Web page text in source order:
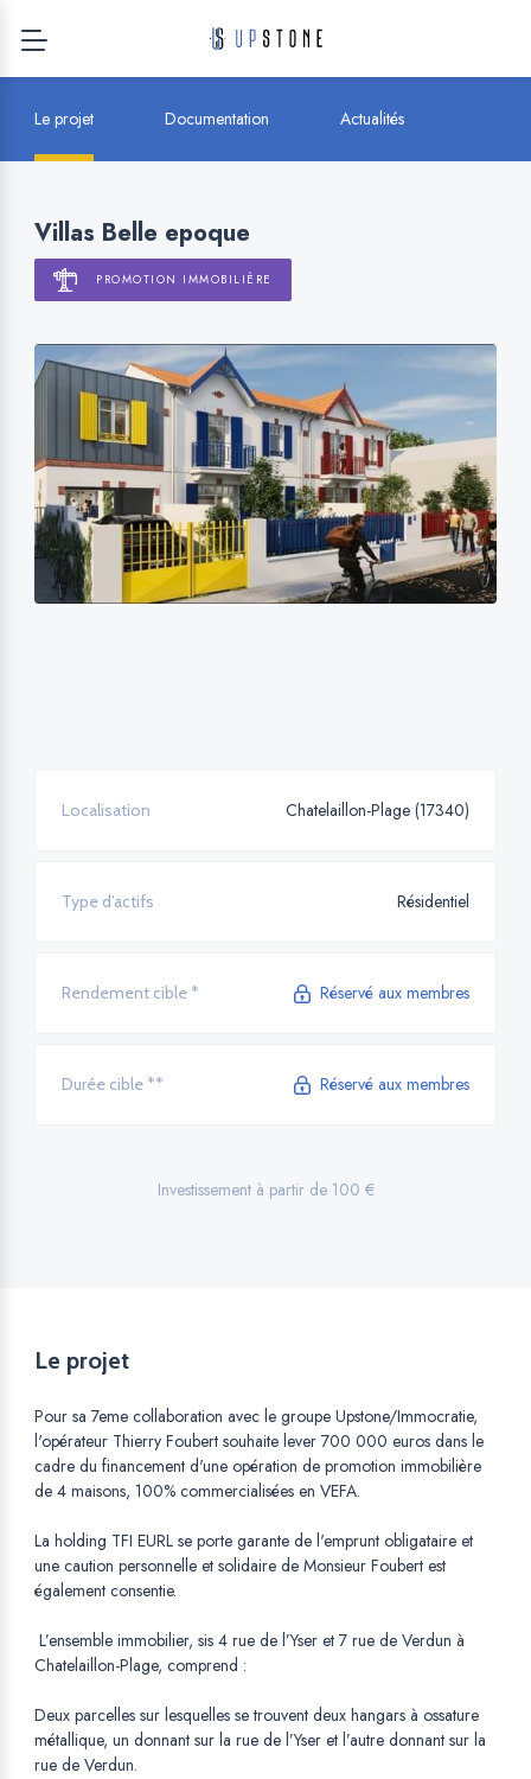
Villas Belle epoque
PROMOTION IMMOBILIÈRE
Localisation Chatelaillon-Plage (17340)
Type d’actifs Résidentiel
Rendement cible * Réservé aux membres
Durée cible ** Réservé aux membres
Investissement à partir de 100 €
Le projet Documentation Actualités
Le projet
Pour sa 7eme collaboration avec le groupe Upstone/Immocratie,
l'opérateur Thierry Foubert souhaite lever 700 000 euros dans le
cadre du financement d'une opération de promotion immobilière
de 4 maisons, 100% commercialisées en VEFA.
La holding TFI EURL se porte garante de l'emprunt obligataire et
une caution personnelle et solidaire de Monsieur Foubert est
également consentie.
L’ensemble immobilier, sis 4 rue de l’Yser et 7 rue de Verdun à
Chatelaillon-Plage, comprend :
Deux parcelles sur lesquelles se trouvent deux hangars à ossature
métallique, un donnant sur la rue de l’Yser et l’autre donnant sur la
rue de Verdun.